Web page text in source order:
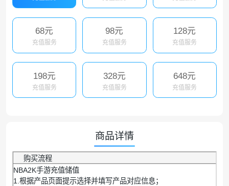
68元
充值服务
98元
充值服务
128元
充值服务
198元
充值服务
328元
充值服务
648元
充值服务
商品详情
购买流程
NBA2K手游充值储值
1.根据产品页面提示选择并填写产品对应信息；